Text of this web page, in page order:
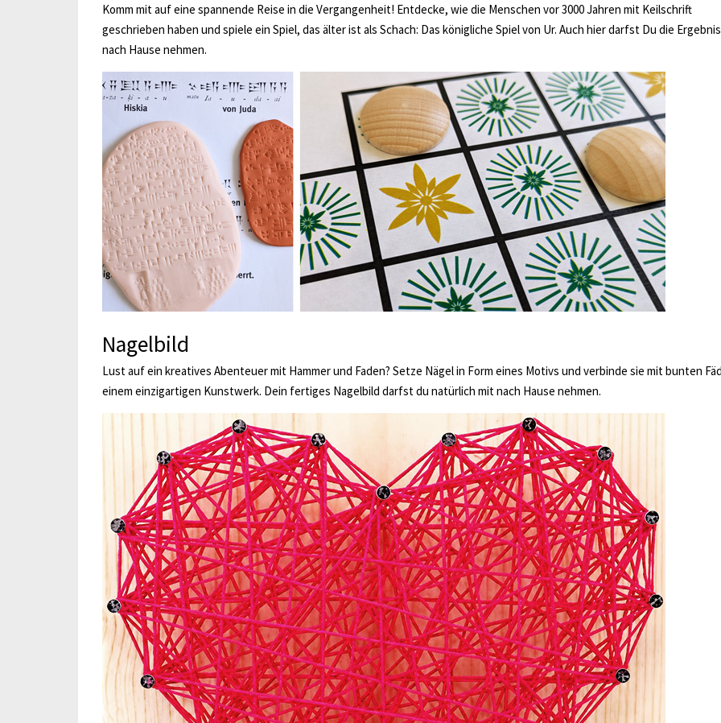
Komm mit auf eine spannende Reise in die Vergangenheit! Entdecke, wie die Menschen vor 3000 Jahren mit Keilschrift
geschrieben haben und spiele ein Spiel, das älter ist als Schach: Das königliche Spiel von Ur. Auch hier darfst Du die
nach Hause nehmen.
Nagelbild
Lust auf ein kreatives Abenteuer mit Hammer und Faden? Setze Nägel in Form eines Motivs und verbinde sie mit bunten
einem einzigartigen Kunstwerk. Dein fertiges Nagelbild darfst du natürlich mit nach Hause nehmen.